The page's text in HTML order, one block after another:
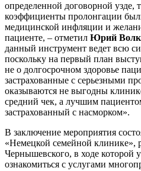
определенной договорной узде,
коэффициенты пролонгации
медицинской инфляции и
пациенте, – отметил Юрий
данный инструмент ведет всю
поскольку на первый план
не о долгосрочном здоровье
застрахованные с серьезными
оказываются не выгодны
средний чек, а лучшим
застрахованный с насморком».
В заключение мероприятия
«Немецкой семейной клинике»,
Чернышевского, в ходе которой
ознакомиться с услугами